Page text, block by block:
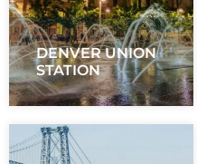
DENVER UNION
STATION